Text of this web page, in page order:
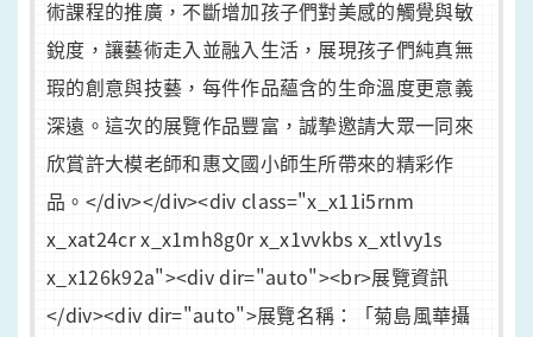
術課程的推廣，不斷增加孩子們對美感的觸覺與敏
銳度，讓藝術走入並融入生活，展現孩子們純真無
瑕的創意與技藝，每件作品蘊含的生命溫度更意義
深遠。這次的展覽作品豐富，誠摯邀請大眾一同來
欣賞許大模老師和惠文國小師生所帶來的精彩作
品。</div></div><div class="x_x11i5rnm
x_xat24cr x_x1mh8g0r x_x1vvkbs x_xtlvy1s
x_x126k92a"><div dir="auto"><br>展覽資訊
</div><div dir="auto">展覽名稱：「菊島風華攝